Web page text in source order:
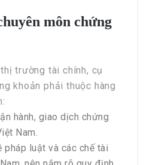
môn chứng
trường tài chính, cụ
khoản phải thuộc hàng
hành, giao dịch chứng
Nam.
pháp luật và các chế tài